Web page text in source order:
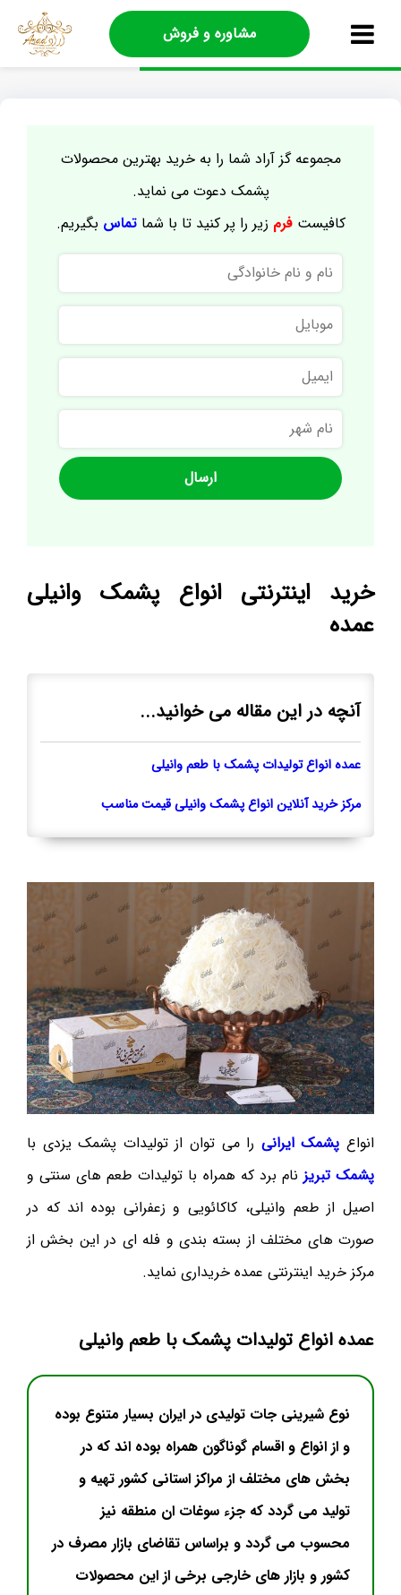
مشاوره و فروش
مجموعه گز آراد شما را به خرید بهترین محصولات
پشمک دعوت می نماید.
کافیستفرم زیر را پر کنید تا با شماتماس بگیریم.
نام
و
نام
خانوادگی
موبایل
ایمیل
نام
شهر
خرید اینترنتی انواع پشمک وانیلی
عمده
آنچه در این مقاله می خوانید...
عمده انواع تولیدات پشمک با طعم وانیلی
مرکز خرید آنلاین انواع پشمک وانیلی قیمت مناسب
انواع پشمک ایرانی را می توان از تولیدات پشمک یزدی با
پشمک تبریز نام برد که همراه با تولیدات طعم های سنتی و
اصیل از طعم وانیلی، کاکائویی و زعفرانی بوده اند که در
صورت های مختلف از بسته بندی و فله ای در این بخش از
مرکز خرید اینترنتی عمده خریداری نماید.
عمده انواع تولیدات پشمک با طعم وانیلی
نوع شیرینی جات تولیدی در ایران بسیار متنوع بوده
و از انواع و اقسام گوناگون همراه بوده اند که در
بخش های مختلف از مراکز استانی کشور تهیه و
تولید می گردد که جزء سوغات ان منطقه نیز
محسوب می گردد و براساس تقاضای بازار مصرف در
کشور و بازار های خارجی برخی از این محصولات